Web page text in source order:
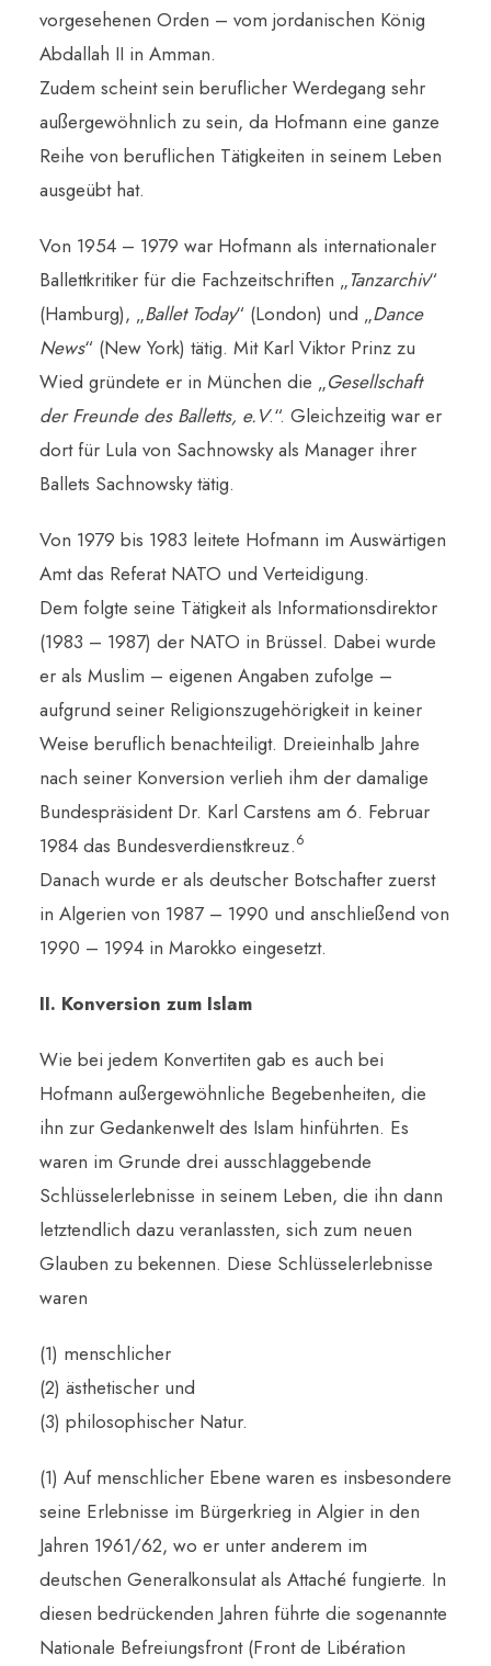
vorgesehenen Orden – vom jordanischen König
Abdallah II in Amman.
Zudem scheint sein beruflicher Werdegang sehr
außergewöhnlich zu sein, da Hofmann eine ganze
Reihe von beruflichen Tätigkeiten in seinem Leben
ausgeübt hat.
Von 1954 – 1979 war Hofmann als internationaler
Ballettkritiker für die Fachzeitschriften „Tanzarchiv“
(Hamburg), „Ballet Today“ (London) und „Dance
News“ (New York) tätig. Mit Karl Viktor Prinz zu
Wied gründete er in München die „Gesellschaft
der Freunde des Balletts, e.V.“. Gleichzeitig war er
dort für Lula von Sachnowsky als Manager ihrer
Ballets Sachnowsky tätig.
Von 1979 bis 1983 leitete Hofmann im Auswärtigen
Amt das Referat NATO und Verteidigung.
Dem folgte seine Tätigkeit als Informationsdirektor
(1983 – 1987) der NATO in Brüssel. Dabei wurde
er als Muslim – eigenen Angaben zufolge –
aufgrund seiner Religionszugehörigkeit in keiner
Weise beruflich benachteiligt. Dreieinhalb Jahre
nach seiner Konversion verlieh ihm der damalige
Bundespräsident Dr. Karl Carstens am 6. Februar
1984 das Bundesverdienstkreuz.6
Danach wurde er als deutscher Botschafter zuerst
in Algerien von 1987 – 1990 und anschließend von
1990 – 1994 in Marokko eingesetzt.
II. Konversion zum Islam
Wie bei jedem Konvertiten gab es auch bei
Hofmann außergewöhnliche Begebenheiten, die
ihn zur Gedankenwelt des Islam hinführten. Es
waren im Grunde drei ausschlaggebende
Schlüsselerlebnisse in seinem Leben, die ihn dann
letztendlich dazu veranlassten, sich zum neuen
Glauben zu bekennen. Diese Schlüsselerlebnisse
waren
(1) menschlicher
(2) ästhetischer und
(3) philosophischer Natur.
(1) Auf menschlicher Ebene waren es insbesondere
seine Erlebnisse im Bürgerkrieg in Algier in den
Jahren 1961/62, wo er unter anderem im
deutschen Generalkonsulat als Attaché fungierte. In
diesen bedrückenden Jahren führte die sogenannte
Nationale Befreiungsfront (Front de Libération